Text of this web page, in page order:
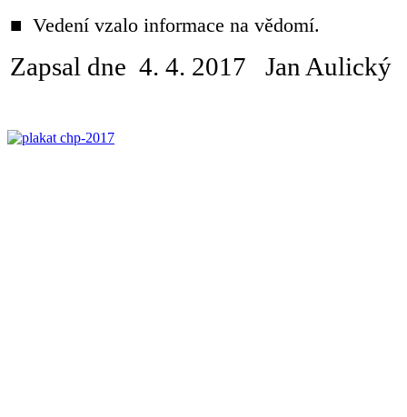
■ Vedení vzalo informace na vědomí.
Zapsal dne 4. 4. 2017 Jan Aulický